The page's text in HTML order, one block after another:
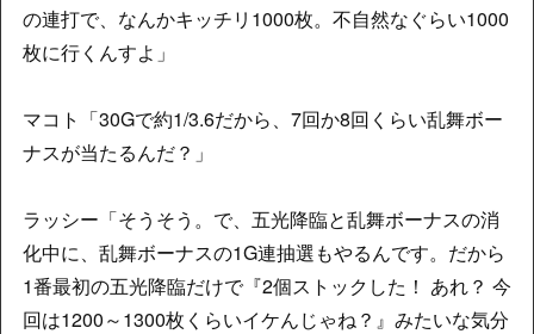
の連打で、なんかキッチリ1000枚。不自然なぐらい1000
枚に行くんすよ」
マコト「30Gで約1/3.6だから、7回か8回くらい乱舞ボー
ナスが当たるんだ？」
ラッシー「そうそう。で、五光降臨と乱舞ボーナスの消
化中に、乱舞ボーナスの1G連抽選もやるんです。だから
1番最初の五光降臨だけで『2個ストックした！ あれ？ 今
回は1200～1300枚くらいイケんじゃね？』みたいな気分